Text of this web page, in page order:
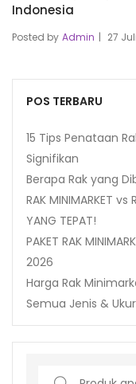
Indonesia
Posted by Admin 27
POS TERBARU
15 Tips Penataan
Signifikan
Berapa Rak yang
RAK MINIMARKET vs
YANG TEPAT!
PAKET RAK
2026
Harga Rak
Semua Jenis &
Search